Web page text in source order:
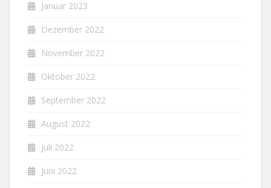
Januar 2023
Dezember 2022
November 2022
Oktober 2022
September 2022
August 2022
Juli 2022
Juni 2022